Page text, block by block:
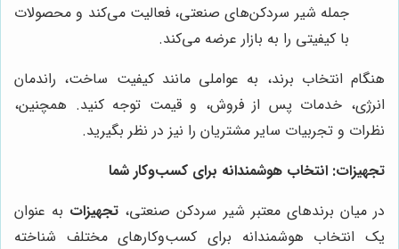
جمله شیر سردکن‌های صنعتی، فعالیت می‌کند و محصولات
با کیفیتی را به بازار عرضه می‌کند.
هنگام انتخاب برند، به عواملی مانند کیفیت ساخت، راندمان
انرژی، خدمات پس از فروش، و قیمت توجه کنید. همچنین،
نظرات و تجربیات سایر مشتریان را نیز در نظر بگیرید.
تجهیزات: انتخاب هوشمندانه برای کسب‌وکار شما
در میان برندهای معتبر شیر سردکن صنعتی، تجهیزات به عنوان
یک انتخاب هوشمندانه برای کسب‌وکارهای مختلف شناخته